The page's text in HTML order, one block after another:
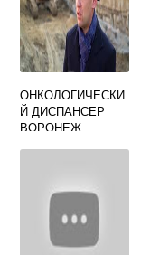
ОНКОЛОГИЧЕСКИ
Й ДИСПАНСЕР
ВОРОНЕЖ